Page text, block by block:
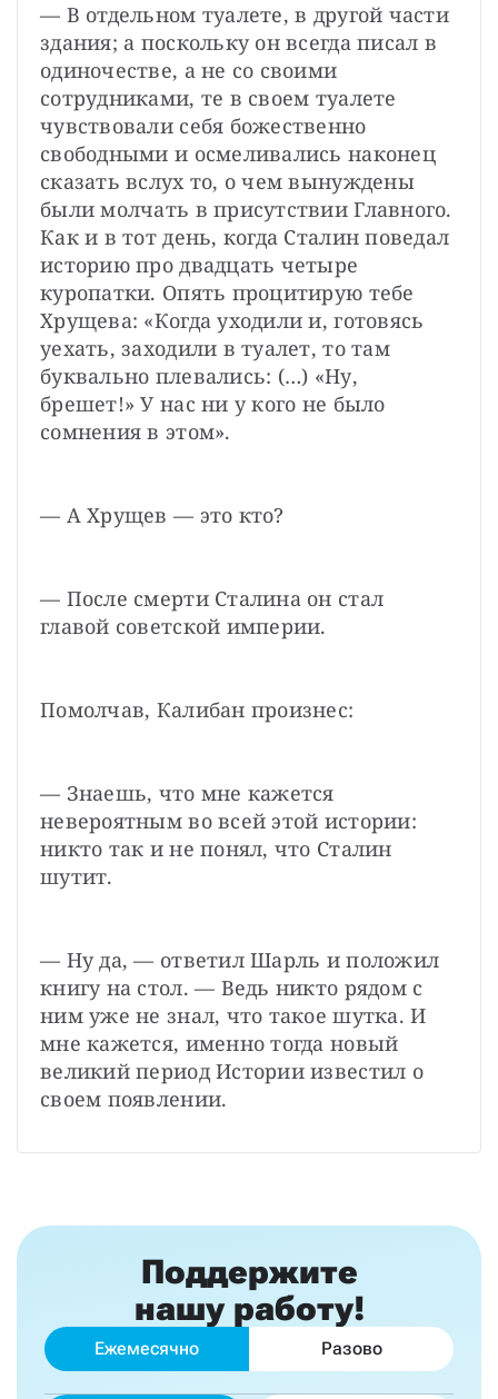
— В отдельном туалете, в другой части
здания; а поскольку он всегда писал в
одиночестве, а не со своими
сотрудниками, те в своем туалете
чувствовали себя божественно
свободными и осмеливались наконец
сказать вслух то, о чем вынуждены
были молчать в присутствии Главного.
Как и в тот день, когда Сталин поведал
историю про двадцать четыре
куропатки. Опять процитирую тебе
Хрущева: «Когда уходили и, готовясь
уехать, заходили в туалет, то там
буквально плевались: (…) «Ну,
брешет!» У нас ни у кого не было
сомнения в этом».
— А Хрущев — это кто?
— После смерти Сталина он стал
главой советской империи.
Помолчав, Калибан произнес:
— Знаешь, что мне кажется
невероятным во всей этой истории:
никто так и не понял, что Сталин
шутит.
— Ну да, — ответил Шарль и положил
книгу на стол. — Ведь никто рядом с
ним уже не знал, что такое шутка. И
мне кажется, именно тогда новый
великий период Истории известил о
своем появлении.
Поддержите
нашу работу!
Ежемесячно Разово